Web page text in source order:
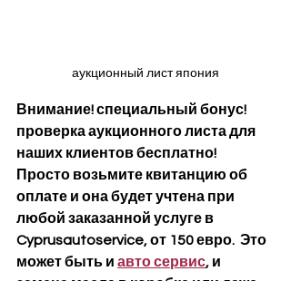
аукционный лист япония
Внимание! специальный бонус!
проверка аукционного листа для
наших клиентов бесплатно!
Просто возьмите квитанцию об
оплате и она будет учтена при
любой заказанной услуге в
Cyprusautoservice, от 150 евро.  Это
может быть и авто сервис, и